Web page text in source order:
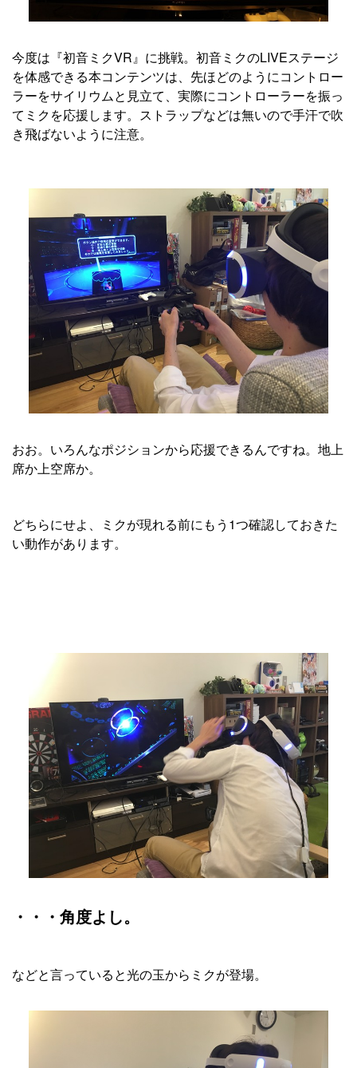
今度は『初音ミクVR』に挑戦。初音ミクのLIVEステージ
を体感できる本コンテンツは、先ほどのようにコントロー
ラーをサイリウムと見立て、実際にコントローラーを振っ
てミクを応援します。ストラップなどは無いので手汗で吹
き飛ばないように注意。
おお。いろんなポジションから応援できるんですね。地上
席か上空席か。
どちらにせよ、ミクが現れる前にもう1つ確認しておきた
い動作があります。
・・・角度よし。
などと言っていると光の玉からミクが登場。